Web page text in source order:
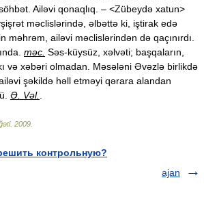
Ailəvi qonaqlıq. – <Zübeydə xatun>
məclislərində, əlbəttə ki, iştirak edə
məhrəm, ailəvi məclislərindən də qaçınırdı.
məc. Səs-küysüz, xəlvəti; başqaların,
və xəbəri olmadan. Məsələni Əvəzlə birlikdə
şəkildə həll etməyi qərara alandan
Ə. Vəl.
. 2009
контрольную?
ajan